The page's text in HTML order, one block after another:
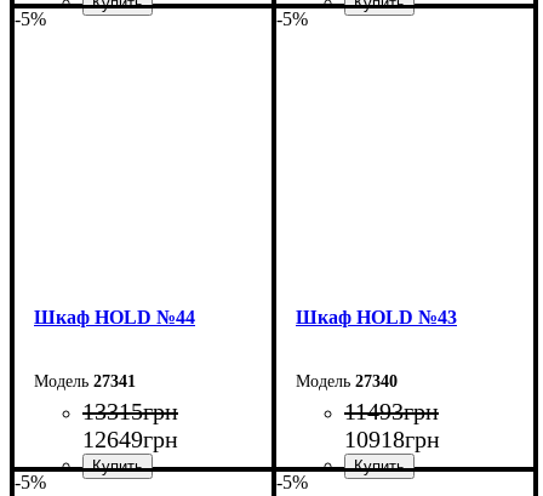
-5%
Шкаф НOLD №44
27341
13315грн
12649грн
-5%
Шкаф НOLD №43
27340
11493грн
10918грн
-5% -5%